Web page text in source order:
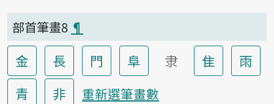
部首筆畫8 ¶
金 長 門 阜 隶 隹
雨
青
非 重新選筆畫數